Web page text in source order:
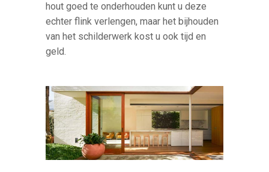
hout goed te onderhouden kunt u deze
echter flink verlengen, maar het bijhouden
van het schilderwerk kost u ook tijd en
geld.